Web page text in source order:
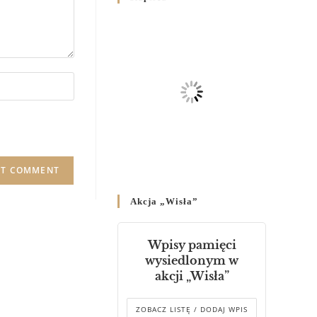
Родин
Справ Молоді та встановленя
складу Катихитичної Комісії
днях 2-12 липня 2024 р.”
Декрет єпископів
Перемисько-Варшавської
Митрополії стосовно
звершування Божественної
літургії
Akcja „Wisła”
Wpisy pamięci
wysiedlonym w
akcji „Wisła”
ZOBACZ LISTĘ / DODAJ WPIS